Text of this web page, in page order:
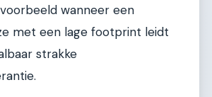
wanneer een
met een lage footprint leidt
strakke